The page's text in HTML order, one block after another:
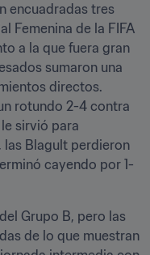
encuadradas tres
Femenina de la FIFA
a la que fuera gran
sumaron una
directos.
rotundo 2-4 contra
sirvió para
las Blagult perdieron
cayendo por 1-
Grupo B, pero las
de lo que muestran